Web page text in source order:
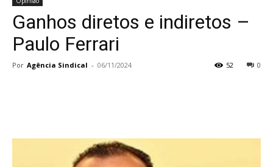
Ganhos diretos e indiretos –
Paulo Ferrari
Por Agência Sindical - 06/11/2024 0
52